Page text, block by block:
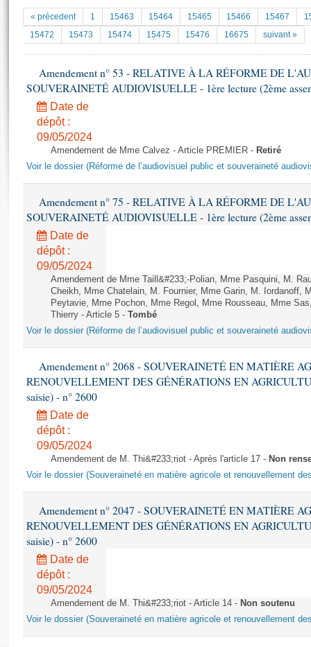
Documents parlementaires
Projets de loi
Propositions de loi
Amendements
Textes adoptés
Rapports d'information
Rapports d'enquête
Rapports sur l'application des lois
Baromètre de l’application des lois
Dossiers législatifs
Budget et sécurité sociale
Questions écrites et orales
Comptes rendus des débats
Documents de référence
( Constitution | Règlement de l'Assemblée ... )
Histoire
Juniors
Anciennes législatures
Liens vers les sites publics
La Bibliothèque
Les archives
Contacts et plan d'accès
Photos libres de droit
« précedent 1 15463 15464 15465 15466 15467
15472
15473 15474 15475 15476 16675 suivant »
Amendement n° 53 - RELATIVE À LA RÉFORME DE
SOUVERAINETÉ AUDIOVISUELLE - 1ère lecture (2ème
Date de
dépôt :
09/05/2024
Amendement de Mme Calvez - Article PREMIER - Retiré
Voir le dossier (Réforme de l’audiovisuel public et souveraineté
Amendement n° 75 - RELATIVE À LA RÉFORME DE
SOUVERAINETÉ AUDIOVISUELLE - 1ère lecture (2ème
Date de
dépôt :
09/05/2024
Amendement de Mme Taill&#233;-Polian, Mme Pasquini, M.
Cheikh, Mme Chatelain, M. Fournier, Mme Garin, M. Iordanoff,
Peytavie, Mme Pochon, Mme Regol, Mme Rousseau, Mme
Thierry - Article 5 - Tombé
Voir le dossier (Réforme de l’audiovisuel public et souveraineté
Amendement n° 2068 - SOUVERAINETÉ EN MATIÈRE
RENOUVELLEMENT DES GÉNÉRATIONS EN
saisie) - n° 2600
Date de
dépôt :
09/05/2024
Amendement de M. Thi&#233;riot - Après l'article 17 - Non
Voir le dossier (Souveraineté en matière agricole et renouvellement
Amendement n° 2047 - SOUVERAINETÉ EN MATIÈRE
RENOUVELLEMENT DES GÉNÉRATIONS EN
saisie) - n° 2600
Date de
dépôt :
09/05/2024
Amendement de M. Thi&#233;riot - Article 14 - Non soutenu
Voir le dossier (Souveraineté en matière agricole et renouvellement